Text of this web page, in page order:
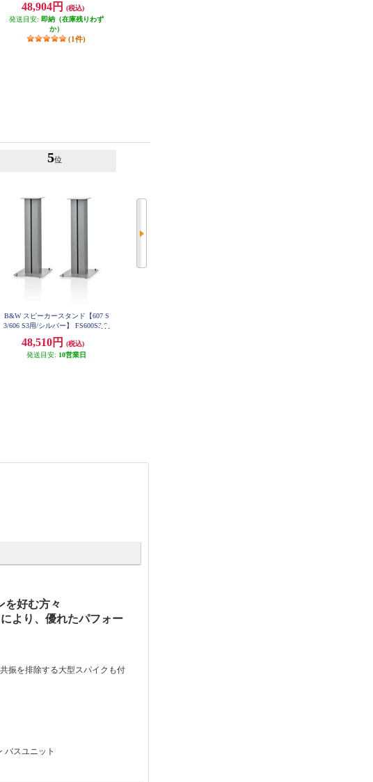
48,904円
(税込)
発送目安: 即納（在庫残りわず
か）
(1件)
5位
B&W スピーカースタンド【607 S
3/606 S3用/シルバー】 FS600S3-S
48,510円
(税込)
発送目安: 10営業日
を好む方々
より、優れたパフォー
振を排除する大型スパイクも付
バスユニット